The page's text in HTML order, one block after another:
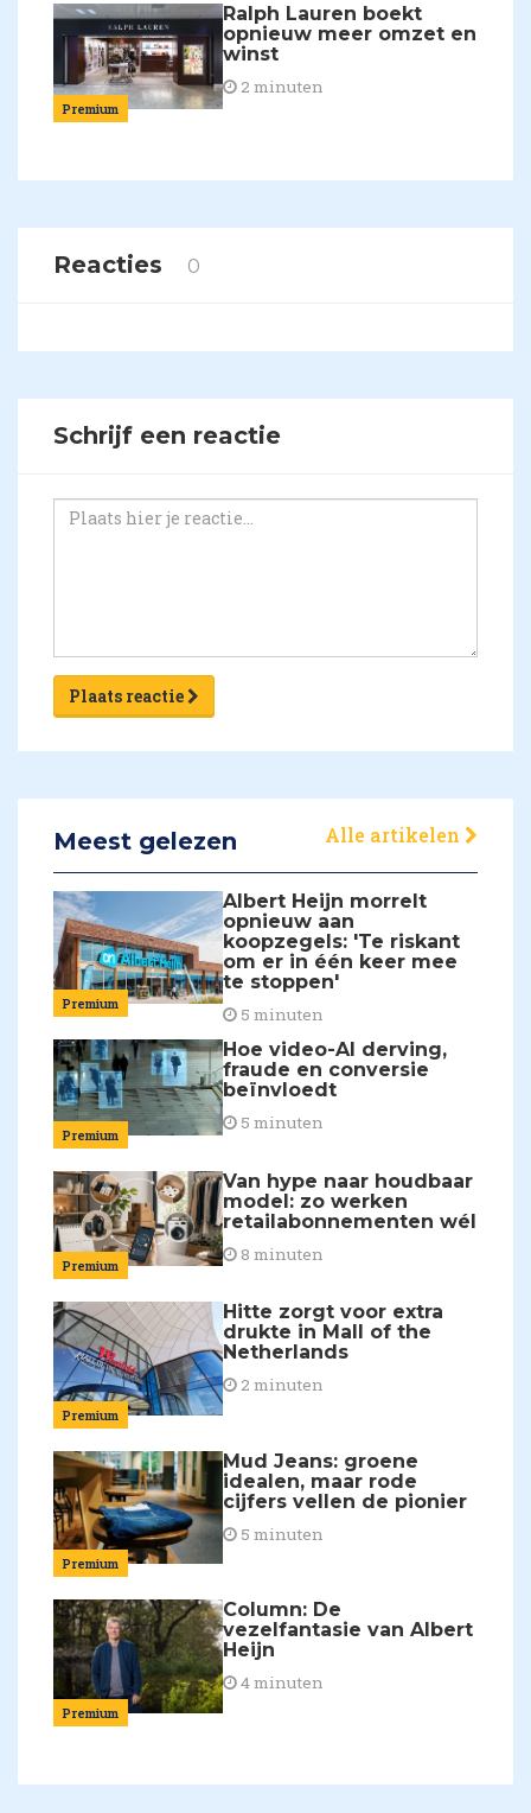
Premium
Ralph Lauren boekt
opnieuw meer omzet en
winst
2 minuten
Reacties 0
Schrijf een reactie
Plaats reactie
Meest gelezen Alle artikelen
Premium
Albert Heijn morrelt
opnieuw aan
koopzegels: 'Te riskant
om er in één keer mee
te stoppen'
5 minuten
Premium
Hoe video-AI derving,
fraude en conversie
beïnvloedt
5 minuten
Premium
Van hype naar houdbaar
model: zo werken
retailabonnementen wél
8 minuten
Premium
Hitte zorgt voor extra
drukte in Mall of the
Netherlands
2 minuten
Premium
Mud Jeans: groene
idealen, maar rode
cijfers vellen de pionier
5 minuten
Premium
Column: De
vezelfantasie van Albert
Heijn
4 minuten